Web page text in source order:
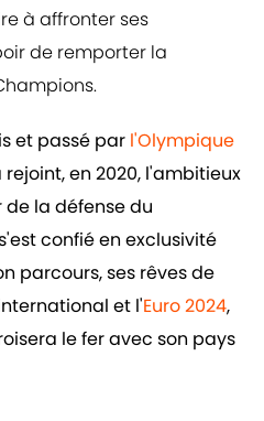
à affronter ses
de remporter la
et passé par l'Olympique
rejoint, en 2020, l'ambitieux
de la défense du
confié en exclusivité
parcours, ses rêves de
et l'Euro 2024,
le fer avec son pays